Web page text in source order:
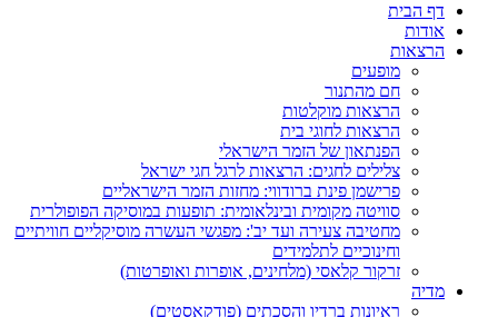
דף הבית
אודות
הרצאות
מופעים
חם מהתנור
הרצאות מוקלטות
הרצאות לחוגי בית
הפנתאון של הזמר הישראלי
צלילים לחגים: הרצאות לרגל חגי ישראל
פרישמן פינת ברודווי: מחזות הזמר הישראליים
סוויטה מקומית ובינלאומית: תופעות במוסיקה הפופולרית
מחטיבה צעירה ועד יב': מפגשי העשרה מוסיקליים חוויתיים
וחינוכיים לתלמידים
זרקור קלאסי (מלחינים, אופרות ואופרטות)
מדיה
ראיונות ברדיו והסכתים (פודקאסטים)